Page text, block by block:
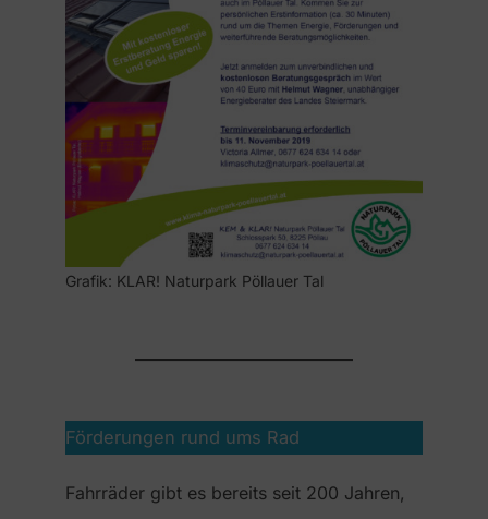
Grafik: KLAR! Naturpark Pöllauer Tal
Förderungen rund ums Rad
Fahrräder gibt es bereits seit 200 Jahren,